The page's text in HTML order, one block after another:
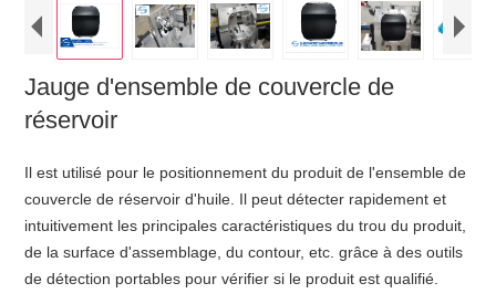
Jauge d'ensemble de couvercle de
réservoir
Il est utilisé pour le positionnement du produit de l'ensemble de
couvercle de réservoir d'huile. Il peut détecter rapidement et
intuitivement les principales caractéristiques du trou du produit,
de la surface d'assemblage, du contour, etc. grâce à des outils
de détection portables pour vérifier si le produit est qualifié.